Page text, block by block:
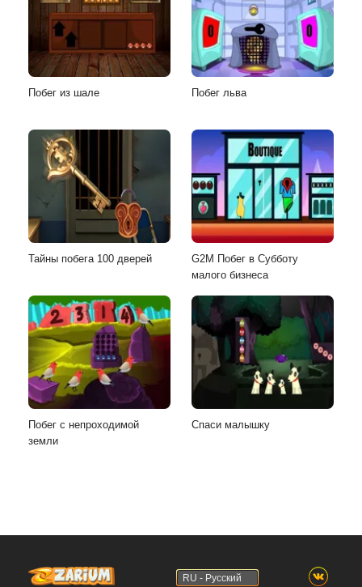
Побег из шале Побег льва
Тайны побега 100 дверей
G2M Побег в Субботу
малого бизнеса
Побег с непроходимой
земли
Спаси малышку
RU - Русский